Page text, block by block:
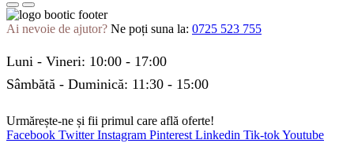
Ai nevoie de ajutor? Ne poți suna la: 0725 523 755
Luni - Vineri: 10:00 - 17:00
Sâmbătă - Duminică: 11:30 - 15:00
Urmărește-ne și fii primul care află oferte!
Facebook Twitter Instagram Pinterest Linkedin Tik-tokYoutube